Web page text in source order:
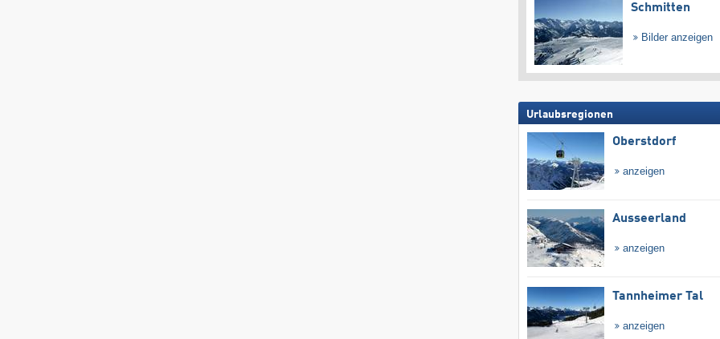
Schmitten
Bilder anzeigen
Urlaubsregionen
Oberstdorf
anzeigen
Ausseerland
anzeigen
Tannheimer Tal
anzeigen